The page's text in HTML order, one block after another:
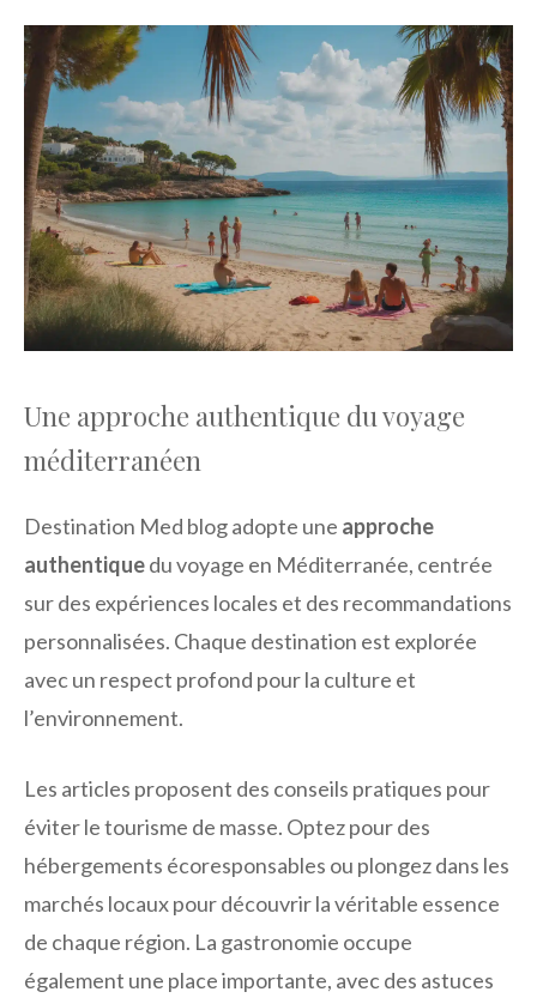
Une approche authentique du voyage
méditerranéen
Destination Med blog adopte une approche
authentiquedu voyage en Méditerranée, centrée
sur des expériences locales et des recommandations
personnalisées. Chaque destination est explorée
avec un respect profond pour la culture et
l’environnement.
Les articles proposent des conseils pratiques pour
éviter le tourisme de masse. Optez pour des
hébergements écoresponsables ou plongez dans les
marchés locaux pour découvrir la véritable essence
de chaque région. La gastronomie occupe
également une place importante, avec des astuces